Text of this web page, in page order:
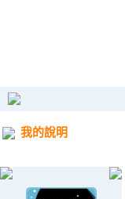
我的說明